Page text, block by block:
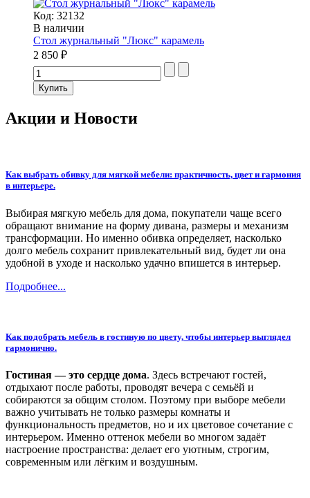
Код: 32132
В наличии
Стол журнальный "Люкс" карамель
2 850 ₽
Акции и Новости
Как выбрать обивку для мягкой мебели: практичность, цвет и гармония
в интерьере.
Выбирая мягкую мебель для дома, покупатели чаще всего
обращают внимание на форму дивана, размеры и механизм
трансформации. Но именно обивка определяет, насколько
долго мебель сохранит привлекательный вид, будет ли она
удобной в уходе и насколько удачно впишется в интерьер.
Подробнее...
Как подобрать мебель в гостиную по цвету, чтобы интерьер выглядел
гармонично.
Гостиная — это сердце дома. Здесь встречают гостей,
отдыхают после работы, проводят вечера с семьёй и
собираются за общим столом. Поэтому при выборе мебели
важно учитывать не только размеры комнаты и
функциональность предметов, но и их цветовое сочетание с
интерьером. Именно оттенок мебели во многом задаёт
настроение пространства: делает его уютным, строгим,
современным или лёгким и воздушным.